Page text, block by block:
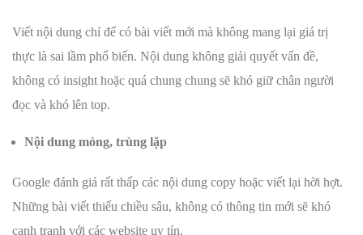
Viết nội dung chỉ để có bài viết mới mà không mang lại giá trị
thực là sai lầm phổ biến. Nội dung không giải quyết vấn đề,
không có insight hoặc quá chung chung sẽ khó giữ chân người
đọc và khó lên top.
Nội dung mỏng, trùng lặp
Google đánh giá rất thấp các nội dung copy hoặc viết lại hời hợt.
Những bài viết thiếu chiều sâu, không có thông tin mới sẽ khó
cạnh tranh với các website uy tín.